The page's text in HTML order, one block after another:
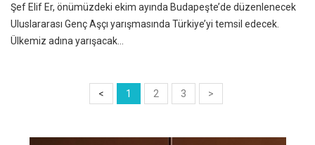
Şef Elif Er, önümüzdeki ekim ayında Budapeşte’de düzenlenecek
Uluslararası Genç Aşçı yarışmasında Türkiye’yi temsil edecek.
Ülkemiz adına yarışacak...
< 1 2 3 >